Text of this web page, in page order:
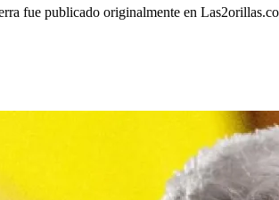
fue publicado originalmente en